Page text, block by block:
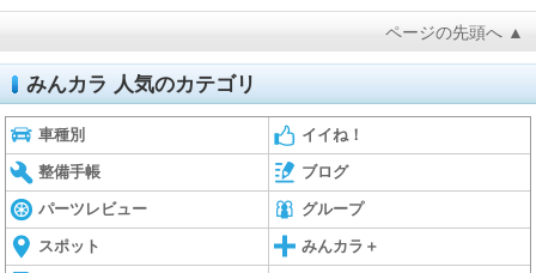
ページの先頭へ ▲
みんカラ 人気のカテゴリ
車種別 イイね！
整備手帳 ブログ
パーツレビュー グループ
スポット みんカラ＋